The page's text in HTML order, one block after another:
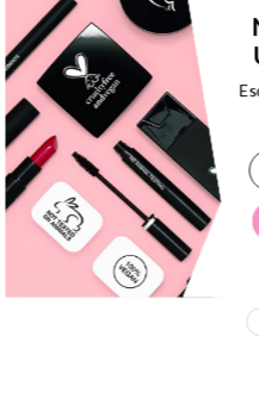
Guía
sobre
ByVanesa R.A.
Belleza,Guías